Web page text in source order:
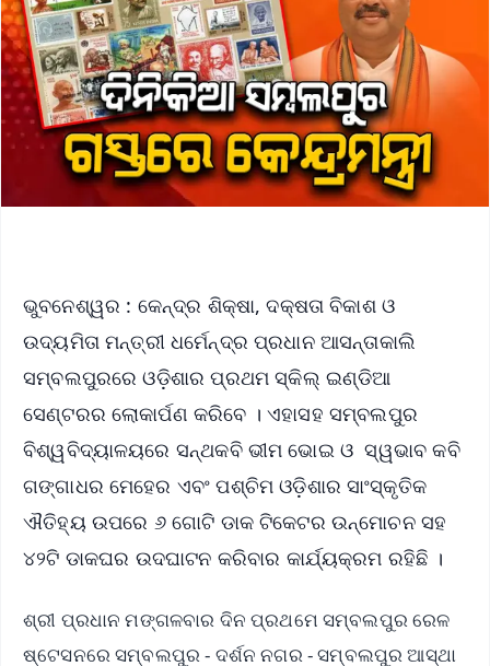
ଭୁବନେଶ୍ୱର : କେନ୍ଦ୍ର ଶିକ୍ଷା, ଦକ୍ଷତା ବିକାଶ ଓ
ଉଦ୍ୟମିତା ମନ୍ତ୍ରୀ ଧର୍ମେନ୍ଦ୍ର ପ୍ରଧାନ ଆସନ୍ତାକାଲି
ସମ୍ବଲପୁରରେ ଓଡ଼ିଶାର ପ୍ରଥମ ସ୍କିଲ୍ ଇଣ୍ଡିଆ
ସେଣ୍ଟରର ଲୋକାର୍ପଣ କରିବେ । ଏହାସହ ସମ୍ବଲପୁର
ବିଶ୍ୱବିଦ୍ୟାଳୟରେ ସନ୍ଥକବି ଭୀମ ଭୋଇ ଓ ସ୍ୱଭାବ କବି
ଗଙ୍ଗାଧର ମେହେର ଏବଂ ପଶ୍ଚିମ ଓଡ଼ିଶାର ସାଂସ୍କୃତିକ
ଐତିହ୍ୟ ଉପରେ ୬ ଗୋଟି ଡାକ ଟିକେଟର ଉନ୍ମୋଚନ ସହ
୪୨ଟି ଡାକଘର ଉଦଘାଟନ କରିବାର କାର୍ଯ୍ୟକ୍ରମ ରହିଛି ।
ଶ୍ରୀ ପ୍ରଧାନ ମଙ୍ଗଳବାର ଦିନ ପ୍ରଥମେ ସମ୍ବଲପୁର ରେଳ
ଷ୍ଟେସନରେ ସମ୍ବଲପୁର - ଦର୍ଶନ ନଗର - ସମ୍ବଲପୁର ଆସ୍ଥା